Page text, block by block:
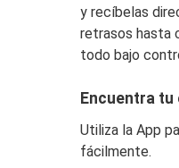
y recíbelas
retrasos hasta
todo bajo
Encuentra tu
Utiliza la App
fácilmente.